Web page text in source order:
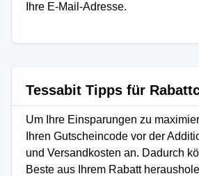
Ihre E-Mail-Adresse.
Tessabit Tipps für
Um Ihre Einsparungen zu
Ihren Gutscheincode vor der
und Versandkosten an. Dadurch
Beste aus Ihrem Rabatt